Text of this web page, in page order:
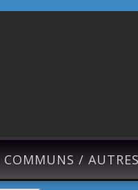
COMMUNS /